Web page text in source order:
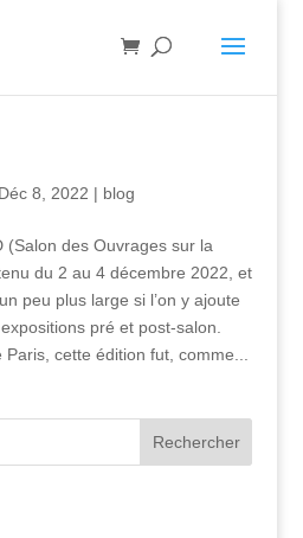
Déc 8, 2022 | blog
(Salon des Ouvrages sur la
du 2 au 4 décembre 2022, et
peu plus large si l’on y ajoute
pré et post-salon.
cette édition fut, comme...